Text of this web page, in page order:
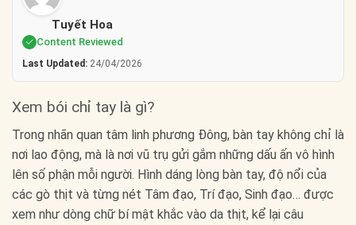
Tuyết Hoa
Content Reviewed
Last Updated: 24/04/2026
Xem bói chỉ tay là gì?
Trong nhãn quan tâm linh phương Đông, bàn tay không chỉ là
nơi lao động, mà là nơi vũ trụ gửi gắm những dấu ấn vô hình
lên số phận mỗi người. Hình dáng lòng bàn tay, độ nổi của
các gò thịt và từng nét Tâm đạo, Trí đạo, Sinh đạo… được
xem như dòng chữ bí mật khắc vào da thịt, kể lại câu